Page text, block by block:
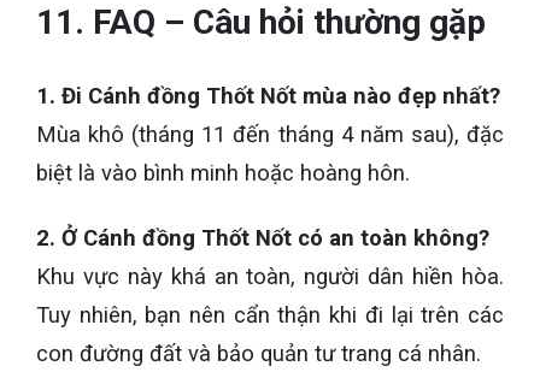
11. FAQ – Câu hỏi thường gặp
1. Đi Cánh đồng Thốt Nốt mùa nào đẹp nhất?
Mùa khô (tháng 11 đến tháng 4 năm sau), đặc
biệt là vào bình minh hoặc hoàng hôn.
2. Ở Cánh đồng Thốt Nốt có an toàn không?
Khu vực này khá an toàn, người dân hiền hòa.
Tuy nhiên, bạn nên cẩn thận khi đi lại trên các
con đường đất và bảo quản tư trang cá nhân.